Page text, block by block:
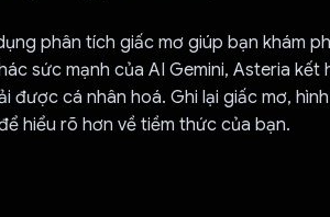
phân tích giấc mơ giúp bạn khám
sức mạnh của AI Gemini, Asteria kết
được cá nhân hoá. Ghi lại giấc mơ,
hiểu rõ hơn về tiềm thức của bạn.